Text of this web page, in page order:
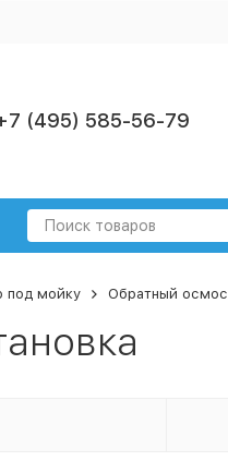
(495) 585-56-79
под мойку Обратный осмос